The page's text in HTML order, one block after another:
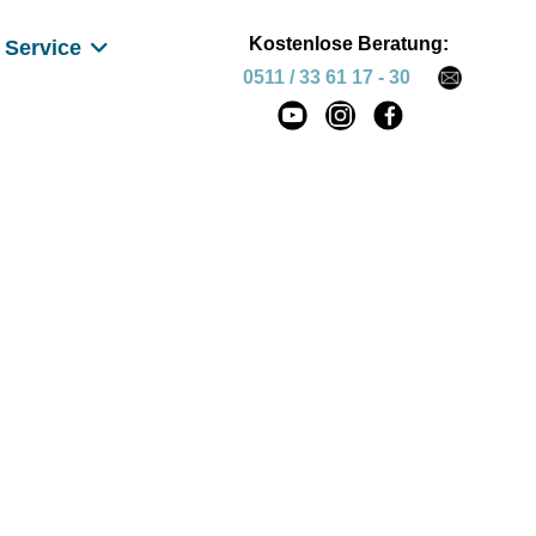
Service
Kostenlose Beratung:
0511 / 33 61 17 - 30